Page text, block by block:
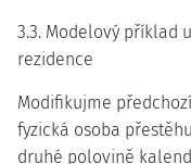
3.3. Modelový příklad
rezidence
Modifikujme
fyzická osoba
druhé polovině